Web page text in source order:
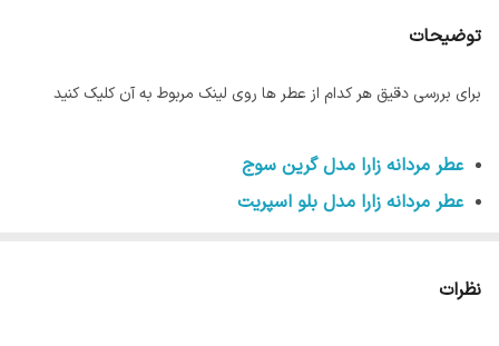
توضیحات
برای بررسی دقیق هر کدام از عطر ها روی لینک مربوط به آن کلیک کنید
عطر مردانه زارا مدل گرین سوج
عطر مردانه زارا مدل بلو اسپریت
نظرات